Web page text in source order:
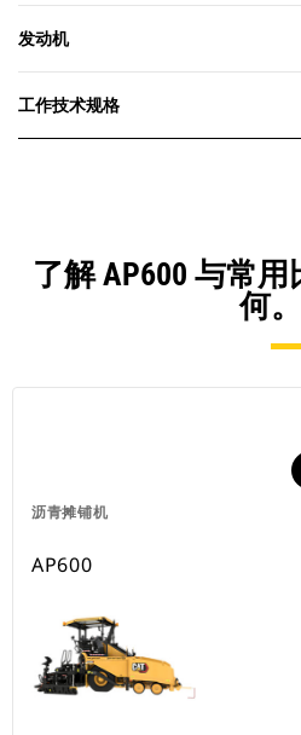
发动机
工作技术规格
了解 AP600 与常
何。
沥青摊铺机
AP600